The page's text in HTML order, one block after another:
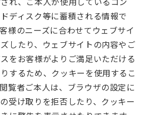
ディスク等に蓄積される情報で
様のニーズに合わせてウェブサイ
したり、ウェブサイトの内容やご
をお客様がよりご満足いただける
するため、クッキーを使用するこ
覧者ご本人は、ブラウザの設定に
受け取りを拒否したり、クッキー